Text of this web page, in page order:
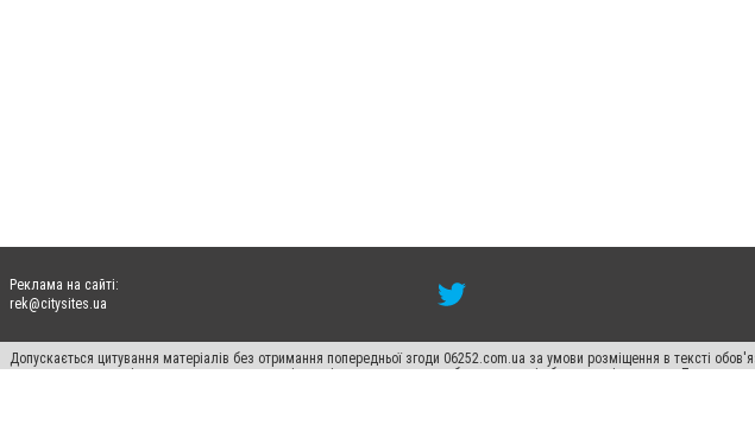
Реклама на сайті:
rek@citysites.ua
Допускається цитування матеріалів без отримання попередньої згоди 06252.com.ua за умови розміщення в тексті
пошукових систем гіперпосилання на цитовані статті не нижче другого абзацу в тексті або в якості джерела.